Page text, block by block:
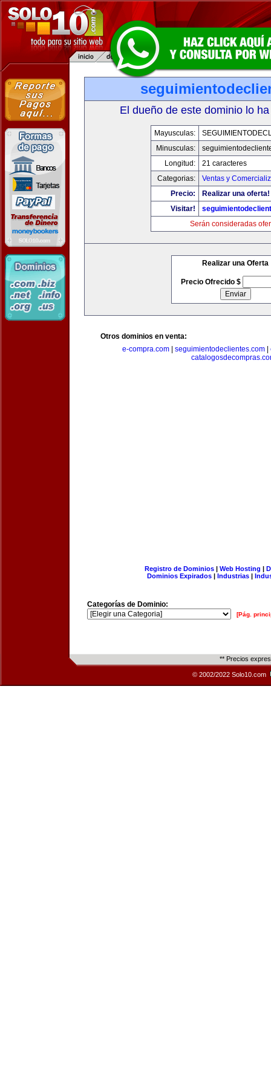
El dueño de este dominio lo
Mayusculas:
Minusculas:
Longitud:
21 caracteres
Categorias:
Ventas y
Precio:
Realizar una oferta!
Visitar!
Serán consideradas
Realizar una Oferta
Precio Ofrecido $
Otros dominios en venta:
e-compra.com
seguimientodeclientes.com
Registro de Dominios| Web Hosting |
Dominios Expirados | Industrias |
Categorías de Dominio:
[Pág.
** Precios
© 2002/2022 Solo10.com